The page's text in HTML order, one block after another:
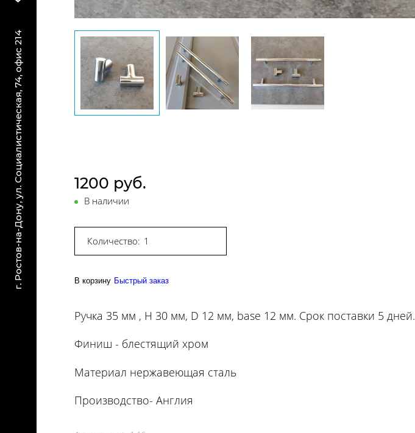
г. Ростов-на-Дону, ул. Социалистическая, 74, офис 214 1200 руб.
В наличии
Количество:
В корзину Быстрый заказ
Ручка 35 мм , Н 30 мм, D 12 мм, base 12 мм. Срок поставки 5 дней.
Финиш - блестящий хром
Материал нержавеющая сталь
Производство- Англия